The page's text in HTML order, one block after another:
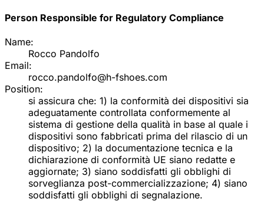
Person Responsible for Regulatory Compliance
Name:
Rocco Pandolfo
Email:
rocco.pandolfo@h-fshoes.com
Position:
si assicura che: 1) la conformità dei dispositivi sia
adeguatamente controllata conformemente al
sistema di gestione della qualità in base al quale i
dispositivi sono fabbricati prima del rilascio di un
dispositivo; 2) la documentazione tecnica e la
dichiarazione di conformità UE siano redatte e
aggiornate; 3) siano soddisfatti gli obblighi di
sorveglianza post-commercializzazione; 4) siano
soddisfatti gli obblighi di segnalazione.